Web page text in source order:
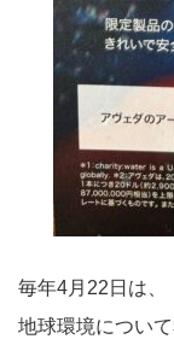
毎年4月22日は、
地球環境につい